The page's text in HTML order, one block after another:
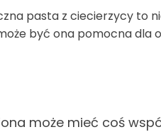
pasta z ciecierzycy to
być ona pomocna
może mieć coś